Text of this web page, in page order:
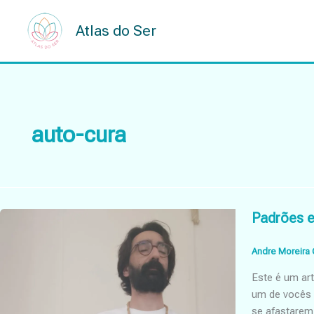
content
Atlas do Ser
auto-cura
Padrões
Andre Moreira
Este é um
um de
se